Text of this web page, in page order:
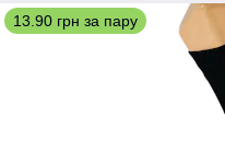
13.90 грн за пару